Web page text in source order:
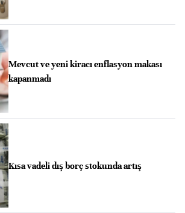
Mevcut ve yeni kiracı enflasyon makası
kapanmadı
Kısa vadeli dış borç stokunda artış